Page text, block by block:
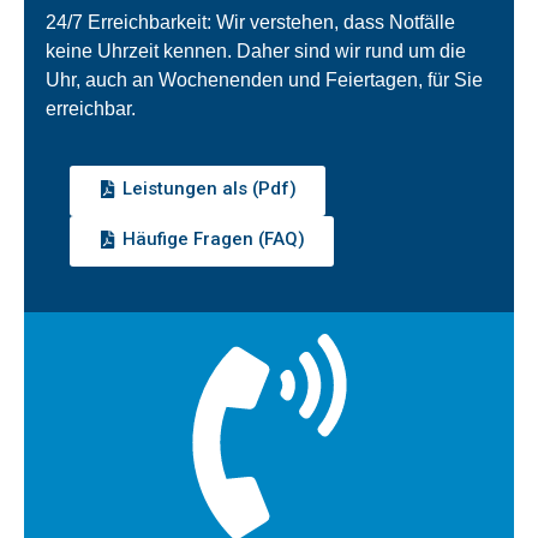
24/7 Erreichbarkeit: Wir verstehen, dass Notfälle
keine Uhrzeit kennen. Daher sind wir rund um die
Uhr, auch an Wochenenden und Feiertagen, für Sie
erreichbar.
Leistungen als (Pdf)
Häufige Fragen (FAQ)